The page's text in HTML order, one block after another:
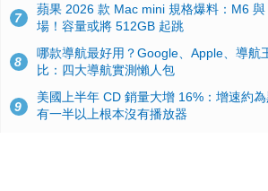
7
蘋果 2026 款 Mac mini 規格爆料：M6
場！容量或將 512GB 起跳
8
哪款導航最好用？Google、Apple、導航
比：四大導航實測懶人包
9
美國上半年 CD 銷量大增 16%：增速約
有一半以上根本沒有播放器